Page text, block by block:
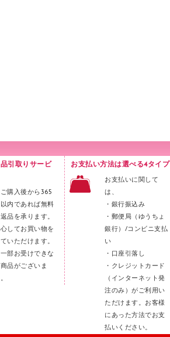
引取りサービ
ご購入後から365
以内であれば無料
品を承ります。
してお買い物を
ていただけます。
部お受けできな
品がございま
お支払い方法は選べる4タイプ
お支払いに関して
は、
・銀行振込み
・郵便局（ゆうちょ
銀行）/コンビニ支払
い
・口座引落し
・クレジットカード
（インターネット発
注のみ）がご利用い
ただけます。お客様
にあった方法でお支
払いください。